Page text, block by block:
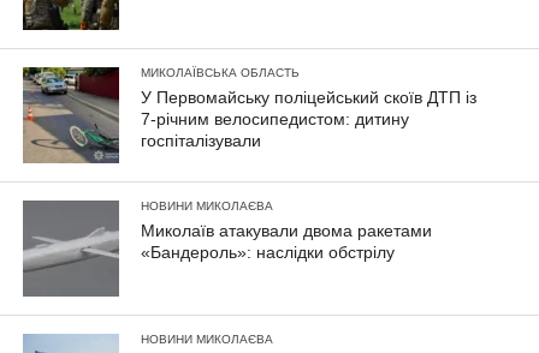
МИКОЛАЇВСЬКА ОБЛАСТЬ
У Первомайську поліцейський скоїв ДТП із
7-річним велосипедистом: дитину
госпіталізували
НОВИНИ МИКОЛАЄВА
Миколаїв атакували двома ракетами
«Бандероль»: наслідки обстрілу
НОВИНИ МИКОЛАЄВА